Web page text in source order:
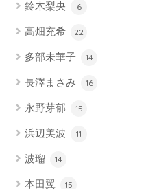
鈴木梨央 6
高畑充希 22
多部未華子 14
長澤まさみ 16
永野芽郁 15
浜辺美波 11
波瑠 14
本田翼 15